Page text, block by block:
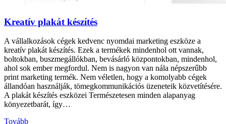
Kreatív plakát készítés
A vállalkozások cégek kedvenc nyomdai marketing eszköze a
kreatív plakát készítés. Ezek a termékek mindenhol ott vannak,
boltokban, buszmegállókban, bevásárló központokban, mindenhol,
ahol sok ember megfordul. Nem is nagyon van nála népszerűbb
print marketing termék. Nem véletlen, hogy a komolyabb cégek
állandóan használják, tömegkommunikációs üzeneteik közvetítésére.
A plakát készítés eszközei Természetesen minden alapanyag
könyezetbarát, így…
Tovább